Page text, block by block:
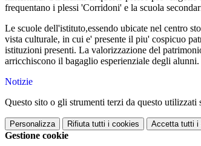
frequentano i plessi 'Corridoni' e la scuola
Le scuole dell'istituto,essendo ubicate nel centro
vista culturale, in cui e' presente il piu' cospicuo
istituzioni presenti. La valorizzazione del
arricchiscono il bagaglio esperienziale degli alunni.
Notizie
Questo sito o gli strumenti terzi da questo
Personalizza Rifiuta tutti i cookies Accetta tutti i
Gestione cookie